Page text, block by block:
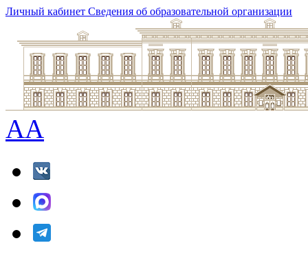
Личный кабинет Сведения об образовательной организации
AA